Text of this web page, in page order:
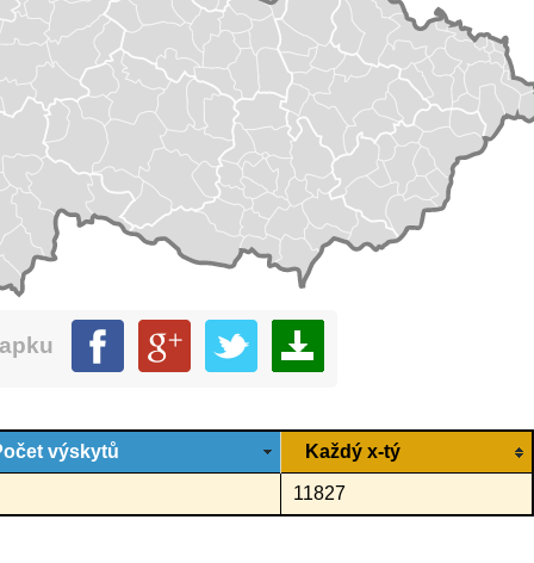
výskytů Každý x-tý
11827